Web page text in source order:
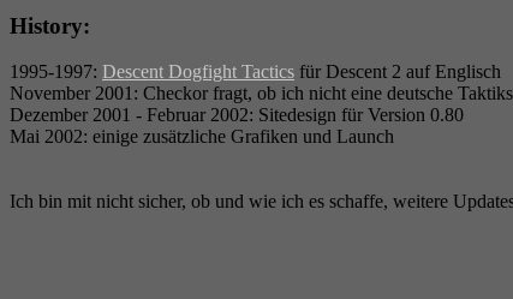
History:
1995-1997: Descent Dogfight Tactics für Descent 2 auf Englisch
November 2001: Checkor fragt, ob ich nicht eine deutsche
Dezember 2001 - Februar 2002: Sitedesign für Version 0.80
Mai 2002: einige zusätzliche Grafiken und Launch
Ich bin mit nicht sicher, ob und wie ich es schaffe, weitere